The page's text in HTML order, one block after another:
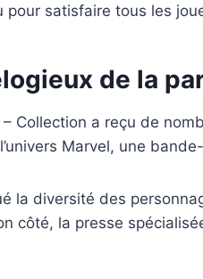
pour satisfaire tous les
de la
Collection a reçu de
Marvel, une
la diversité des
côté, la presse